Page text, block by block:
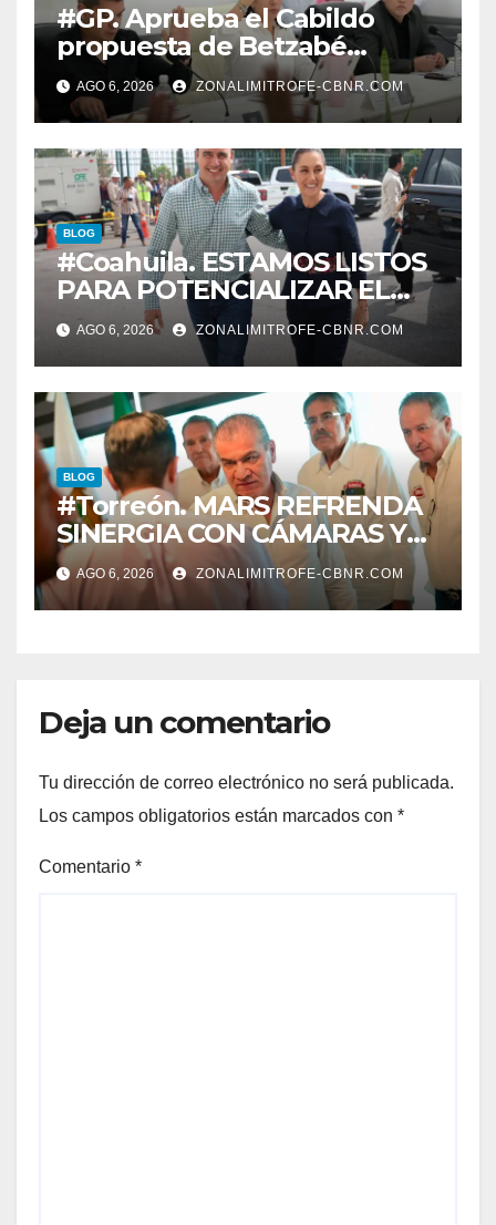
#GP. Aprueba el Cabildo
propuesta de Betzabé
Martínez para su primer
informe el día 20 de agosto a
las 11 de la mañana*
AGO 6, 2026 ZONALIMITROFE-CBNR.COM
BLOG
#Coahuila. ESTAMOS LISTOS
PARA POTENCIALIZAR EL
GAS COAHUILA: MANOLO
AGO 6, 2026 ZONALIMITROFE-CBNR.COM
BLOG
#Torreón. MARS REFRENDA
SINERGIA CON CÁMARAS Y
ORGANISMOS, EN BENEFICIO
DEL DESARROLLO DE
TORREÓN
AGO 6, 2026 ZONALIMITROFE-CBNR.COM
Deja un comentario
Tu dirección de correo electrónico no será publicada.
Los campos obligatorios están marcados con *
Comentario *